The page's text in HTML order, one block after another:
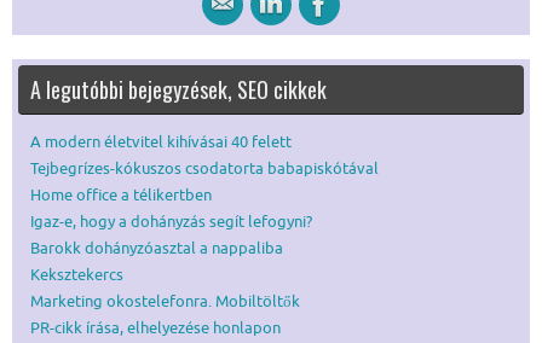
A legutóbbi bejegyzések, SEO cikkek
A modern életvitel kihívásai 40 felett
Tejbegrízes-kókuszos csodatorta babapiskótával
Home office a télikertben
Igaz-e, hogy a dohányzás segít lefogyni?
Barokk dohányzóasztal a nappaliba
Keksztekercs
Marketing okostelefonra. Mobiltöltők
PR-cikk írása, elhelyezése honlapon